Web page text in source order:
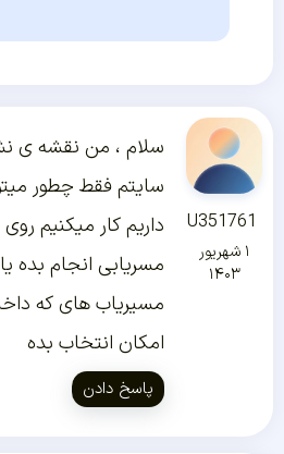
U351761
۱ شهریور
۱۴۰۳
سلام ، من نقشه ی
سایتم فقط چطور
داریم کار میکنیم
مسریابی انجام بده
مسیریاب های که
امکان انتخاب بده
پاسخ دادن